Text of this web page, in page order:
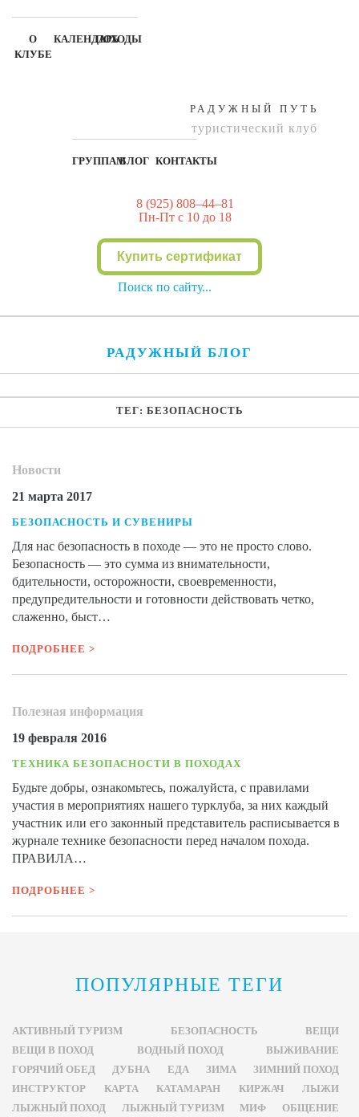
О
КЛУБЕ
КАЛЕНДАРЬПОХОДЫ
РАДУЖНЫЙ ПУТЬ
туристический клуб
ГРУППАМБЛОГ КОНТАКТЫ
8 (925) 808–44–81
Пн-Пт с 10 до 18
Купить сертификат
РАДУЖНЫЙ БЛОГ
ТЕГ: БЕЗОПАСНОСТЬ
Новости
21 марта 2017
БЕЗОПАСНОСТЬ И СУВЕНИРЫ
Для нас безопасность в походе — это не просто слово.
Безопасность — это сумма из внимательности,
бдительности, осторожности, своевременности,
предупредительности и готовности действовать четко,
слаженно, быст…
ПОДРОБНЕЕ >
Полезная информация
19 февраля 2016
ТЕХНИКА БЕЗОПАСНОСТИ В ПОХОДАХ
Будьте добры, ознакомьтесь, пожалуйста, с правилами
участия в мероприятиях нашего турклуба, за них каждый
участник или его законный представитель расписывается в
журнале технике безопасности перед началом похода.
ПРАВИЛА…
ПОДРОБНЕЕ >
ПОПУЛЯРНЫЕ ТЕГИ
АКТИВНЫЙ ТУРИЗМ БЕЗОПАСНОСТЬ
ВЕЩИ
ВЕЩИ В ПОХОД
ВОДНЫЙ ПОХОД
ВЫЖИВАНИЕ
ГОРЯЧИЙ ОБЕД
ДУБНА ЕДА ЗИМА
ЗИМНИЙ ПОХОД
ИНСТРУКТОР
КАРТА КАТАМАРАН КИРЖАЧ
ЛЫЖИ
ЛЫЖНЫЙ ПОХОД
ЛЫЖНЫЙ ТУРИЗМ МИФ
ОБЩЕНИЕ